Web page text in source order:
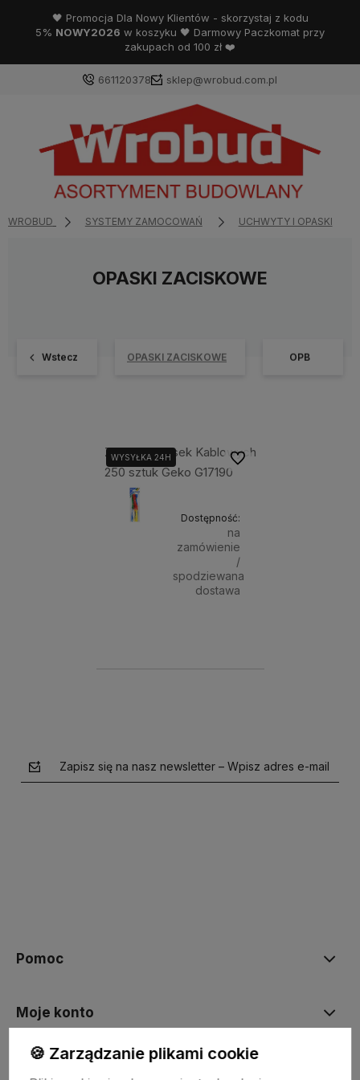
🖤 Promocja Dla Nowy Klientów - skorzystaj z kodu
5% NOWY2026 w koszyku 🖤 Darmowy Paczkomat przy
zakupach od 100 zł ❤️
661120378 sklep@wrobud.com.pl
WROBUD SYSTEMY ZAMOCOWAŃ UCHWYTY I OPASKI
OPASKI ZACISKOWE
Wstecz OPASKI ZACISKOWE OPB
Zestaw Opasek Kablowych
250 sztuk Geko G17190
WYSYŁKA 24H
Dostępność:
na
zamówienie
/
spodziewana
dostawa
Do ulubionych
Zapisz się na nasz newsletter – Wpisz adres e-mail
Pomoc
Moje konto
Płatności i dostawa
🍪 Zarządzanie plikami cookie